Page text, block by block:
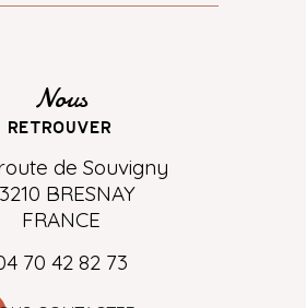
Nous
retrouver
de Souvigny
BRESNAY
FRANCE
70 42 82 73